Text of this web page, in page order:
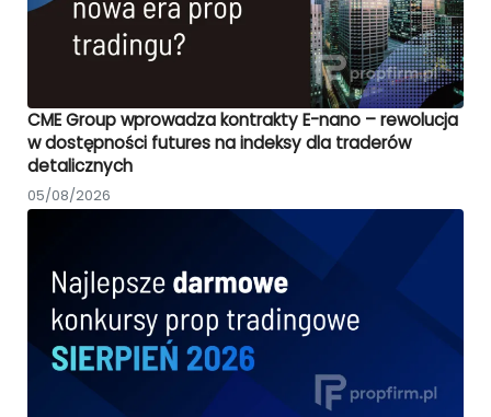
CME Group wprowadza kontrakty E-nano – rewolucja
w dostępności futures na indeksy dla traderów
detalicznych
05/08/2026